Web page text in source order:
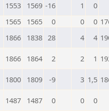
1553 1569 -16 1
0
1565 1565 0 0 0
1866 1838 28 4 4
1866 1864 2 2 1
1800 1809 -9 3 1,5
1487 1487 0 0 0